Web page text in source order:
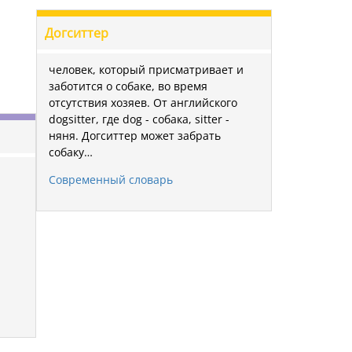
Догситтер
человек, который присматривает и
заботится о собаке, во время
отсутствия хозяев. От английского
dogsitter, где dog - собака, sitter -
няня. Догситтер может забрать
собаку…
Современный словарь